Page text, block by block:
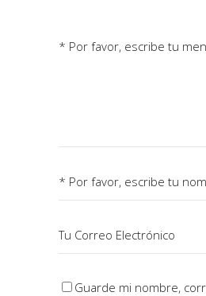
Guarde mi nombre,